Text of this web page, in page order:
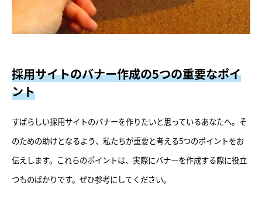
採用サイトのバナー作成の5つの重要なポイ
ント
すばらしい採用サイトのバナーを作りたいと思っているあなたへ。そ
のための助けとなるよう、私たちが重要と考える5つのポイントをお
伝えします。これらのポイントは、実際にバナーを作成する際に役立
つものばかりです。ぜひ参考にしてください。